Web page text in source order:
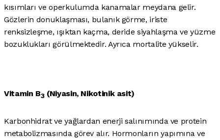
kısımları ve operkulumda kanamalar meydana gelir.
Gözlerin donuklaşması, bulanık görme, iriste
renksizleşme, ışıktan kaçma, deride siyahlaşma ve yüzme
bozuklukları görülmektedir. Ayrıca mortalite yükselir.
Vitamin B3(Niyasin, Nikotinik asit)
Karbonhidrat ve yağlardan enerji salınımında ve protein
metabolizmasında görev alır. Hormonların yapımına ve